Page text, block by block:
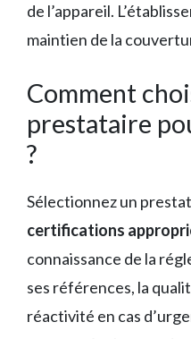
de l’appareil.
maintien de la
Comment
prestataire
?
Sélectionnez un
certifications
connaissance de la
ses références, la
réactivité en cas